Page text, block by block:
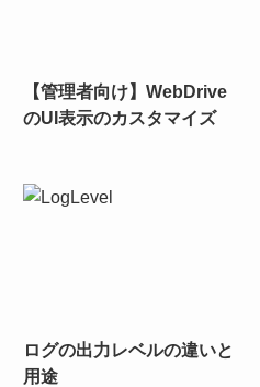
【管理者向け】WebDrive
のUI表示のカスタマイズ
ログの出力レベルの違いと
用途